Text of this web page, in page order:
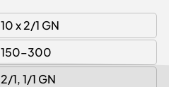
10 x 2/1 GN
150–300
2/1, 1/1 GN